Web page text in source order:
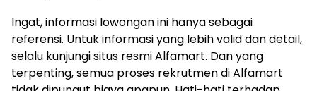
Ingat, informasi lowongan ini hanya sebagai
referensi. Untuk informasi yang lebih valid dan detail,
selalu kunjungi situs resmi Alfamart. Dan yang
terpenting, semua proses rekrutmen di Alfamart